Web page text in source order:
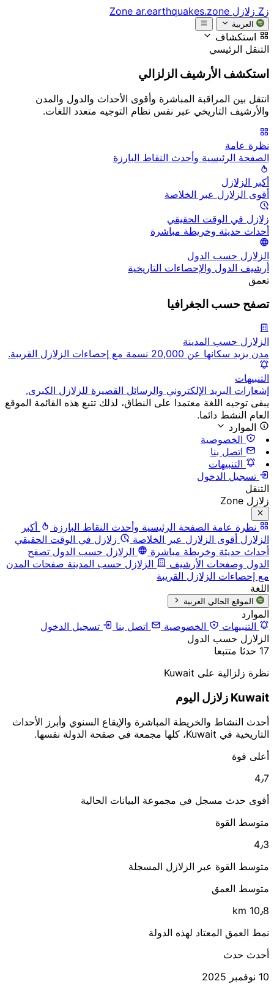
زZ زلازل Zone ar.earthquakes.zone
العربية
استكشاف
التنقل الرئيسي
استكشف الأرشيف الزلزالي
انتقل بين المراقبة المباشرة وأقوى الأحداث والدول والمدن
والأرشيف التاريخي عبر نفس نظام التوجيه متعدد اللغات.
نظرة عامة
الصفحة الرئيسية وأحدث النقاط البارزة
أكبر الزلازل
أقوى الزلازل عبر الخلاصة
زلازل في الوقت الحقيقي
أحداث حديثة وخريطة مباشرة
الزلازل حسب الدول
أرشيف الدول والإحصاءات التاريخية
تعمق
تصفح حسب الجغرافيا
الزلازل حسب المدينة
مدن يزيد سكانها عن 20,000 نسمة مع إحصاءات الزلازل القريبة.
التنبيهات
إشعارات البريد الإلكتروني والرسائل القصيرة للزلازل الكبرى.
يبقى توجيه اللغة معتمدا على النطاق، لذلك تتبع هذه القائمة الموقع
العام النشط دائما.
الموارد
الخصوصية
اتصل بنا
التنبيهات
تسجيل الدخول
التنقل
زلازل Zone
نظرة عامة الصفحة الرئيسية وأحدث النقاط البارزة
أكبر
الزلازل أقوى الزلازل عبر الخلاصة
زلازل في الوقت الحقيقي
أحداث حديثة وخريطة مباشرة
الزلازل حسب الدول تصفح
الدول وصفحات الأرشيف
الزلازل حسب المدينة صفحات المدن
مع إحصاءات الزلازل القريبة
اللغة
الموقع الحالي العربية
الموارد
التنبيهات
الخصوصية اتصل بنا
تسجيل الدخول
الزلازل حسب الدول
17 حدثا متتبعا
نظرة زلزالية على Kuwait
Kuwait زلازل اليوم
أحدث النشاط والخريطة المباشرة والإيقاع السنوي وأبرز الأحداث
التاريخية في Kuwait، كلها مجمعة في صفحة الدولة نفسها.
أعلى قوة
4٫7
أقوى حدث مسجل في مجموعة البيانات الحالية
متوسط القوة
4٫3
متوسط القوة عبر الزلازل المسجلة
متوسط العمق
10٫8 km
نمط العمق المعتاد لهذه الدولة
أحدث حدث
10 نوفمبر 2025